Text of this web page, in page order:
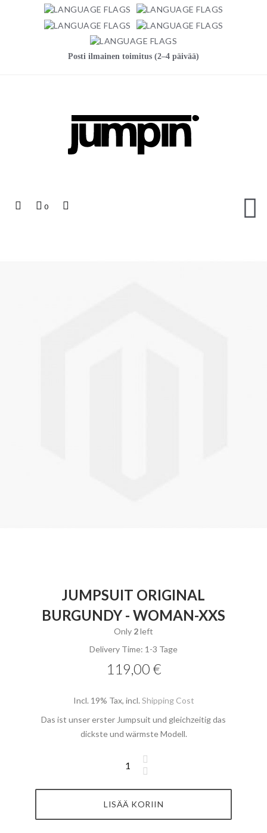
Posti ilmainen toimitus (2–4 päivää)
Ostoskori
0
JUMPSUIT ORIGINAL
BURGUNDY - WOMAN-XXS
Only 2left
Delivery Time: 1-3 Tage
119,00 €
Incl. 19% Tax, incl. Shipping Cost
Das ist unser erster Jumpsuit und gleichzeitig das
dickste und wärmste Modell.
LISÄÄ KORIIN